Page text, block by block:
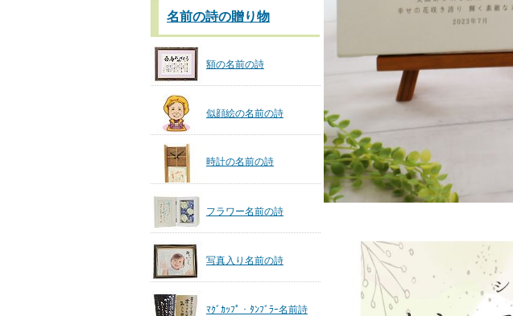
名前の詩の贈り物
額の名前の詩
似顔絵の名前の詩
時計の名前の詩
フラワー名前の詩
写真入り名前の詩
ﾏｸﾞｶｯﾌﾟ・ﾀﾝﾌﾞﾗｰ名前詩